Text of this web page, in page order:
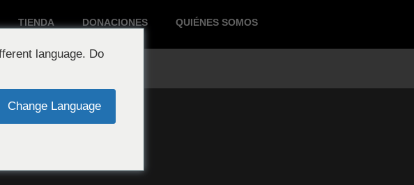
TIENDA DONACIONES QUIÉNES SOMOS
language. Do
Change Language